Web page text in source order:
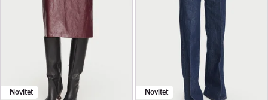
Novitet Novitet